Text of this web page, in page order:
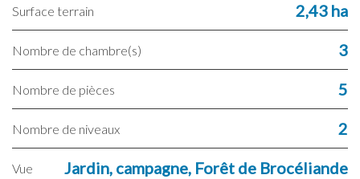
surface terrain 2,43 ha
Nombre de chambre(s) 3
Nombre de pièces 5
Nombre de niveaux 2
Vue Jardin, campagne, Forêt de Brocéliande